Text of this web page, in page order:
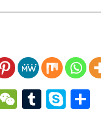
E
W
T
S